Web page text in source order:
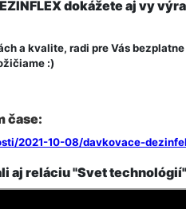
dokážete aj vy
a kvalite, radi pre Vás
:)
čase:
2021-10-08/davkovace-
aj reláciu "Svet